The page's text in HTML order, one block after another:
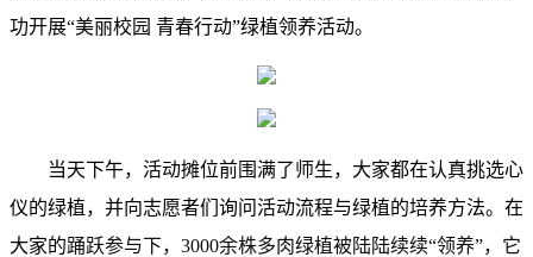
功开展“美丽校园 青春行动”绿植领养活动。
当天下午，活动摊位前围满了师生，大家都在认真挑选心
仪的绿植，并向志愿者们询问活动流程与绿植的培养方法。在
大家的踊跃参与下， 3000余株多肉绿植被陆陆续续“领养”，它